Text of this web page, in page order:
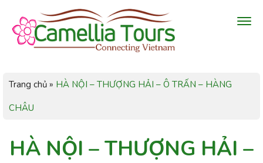
Trang chủ » HÀ NỘI – THƯỢNG HẢI – Ô TRẤN – HÀNG
CHÂU
HÀ NỘI – THƯỢNG HẢI –